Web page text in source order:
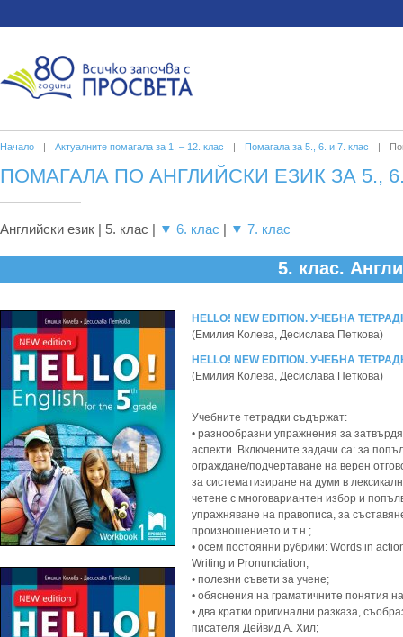
Начало | Актуалните помагала за 1. – 12. клас | Помагала за 5., 6. и 7. клас |
ПОМАГАЛА ПО АНГЛИЙСКИ ЕЗИК ЗА 5.,
Английски език | 5. клас | ▼ 6. клас | ▼ 7. клас
5. клас.
HELLO! NEW EDITION. УЧЕБНА
(Емилия Колева, Десислава Петкова)
HELLO! NEW EDITION. УЧЕБНА
(Емилия Колева, Десислава Петкова)
Учебните тетрадки съдържат:
• разнообразни упражнения за
аспекти. Включените задачи са: за
ограждане/подчертаване на верен
за систематизиране на думи в
четене с многовариантен избор и
упражняване на правописа, за
произношението и т.н.;
• осем постоянни рубрики: Words in
Writing и Pronunciation;
• полезни съвети за учене;
• обяснения на граматичните понятия
• два кратки оригинални разказа,
писателя Дейвид А. Хил;